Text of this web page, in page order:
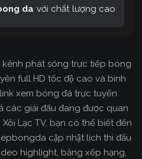
da với chất lượng cao
ích mỗi ngày.
phát sóng trực tiếp bóng
full HD tốc độ cao và bình
xem bóng đá trực tuyến
các giải đấu đang được quan
Lạc TV, bạn có thể biết đến
cập nhật lịch thi đấu
highlight, bảng xếp hạng,